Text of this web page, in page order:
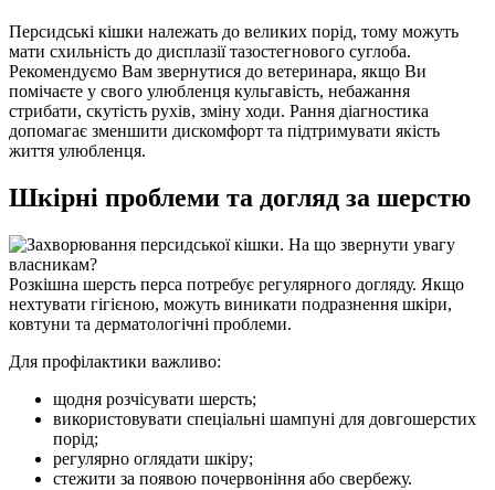
Персидські кішки належать до великих порід, тому можуть
мати схильність до дисплазії тазостегнового суглоба.
Рекомендуємо Вам звернутися до ветеринара, якщо Ви
помічаєте у свого улюбленця кульгавість, небажання
стрибати, скутість рухів, зміну ходи. Рання діагностика
допомагає зменшити дискомфорт та підтримувати якість
життя улюбленця.
Шкірні проблеми та догляд за шерстю
Розкішна шерсть перса потребує регулярного догляду. Якщо
нехтувати гігієною, можуть виникати подразнення шкіри,
ковтуни та дерматологічні проблеми.
Для профілактики важливо:
щодня розчісувати шерсть;
використовувати спеціальні шампуні для довгошерстих
порід;
регулярно оглядати шкіру;
стежити за появою почервоніння або свербежу.